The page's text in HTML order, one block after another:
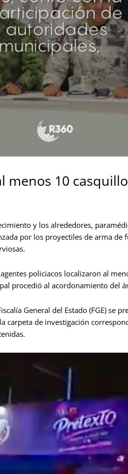
menos 10
y los alrededores,
por los proyectiles de arma de
policiacos localizaron al
procedió al acordonamiento del
General del Estado (FGE) se
carpeta de investigación